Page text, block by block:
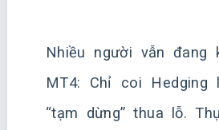
Nhiều người vẫn
MT4: Chỉ coi
“tạm dừng” thua lỗ.